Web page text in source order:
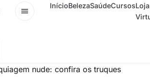
Menu InícioBelezaSaúdeCursosLoja
nude: confira os truques